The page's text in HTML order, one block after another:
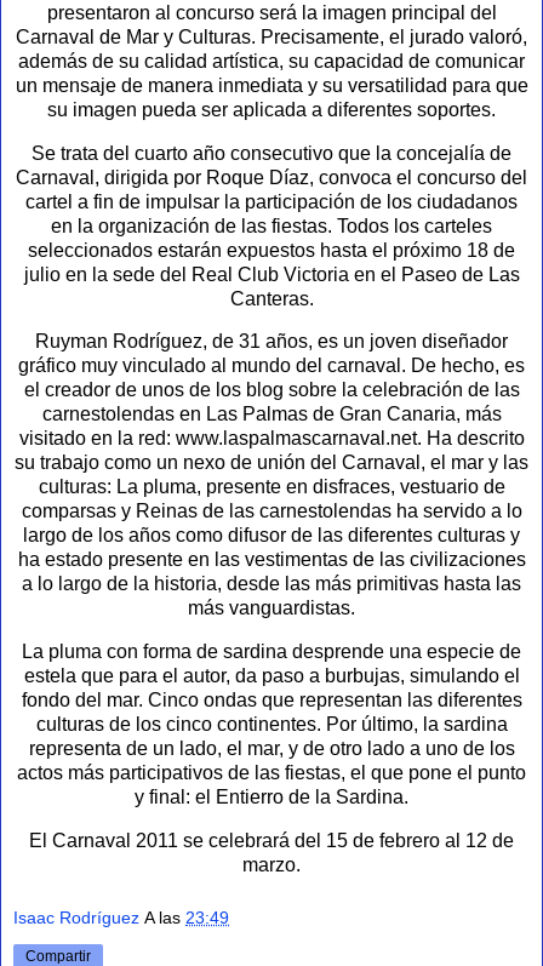
presentaron al concurso será la imagen principal del
Carnaval de Mar y Culturas. Precisamente, el jurado valoró,
además de su calidad artística, su capacidad de comunicar
un mensaje de manera inmediata y su versatilidad para que
su imagen pueda ser aplicada a diferentes soportes.
Se trata del cuarto año consecutivo que la concejalía de
Carnaval, dirigida por Roque Díaz, convoca el concurso del
cartel a fin de impulsar la participación de los ciudadanos
en la organización de las fiestas. Todos los carteles
seleccionados estarán expuestos hasta el próximo 18 de
julio en la sede del Real Club Victoria en el Paseo de Las
Canteras.
Ruyman Rodríguez, de 31 años, es un joven diseñador
gráfico muy vinculado al mundo del carnaval. De hecho, es
el creador de unos de los blog sobre la celebración de las
carnestolendas en Las Palmas de Gran Canaria, más
visitado en la red: www.laspalmascarnaval.net. Ha descrito
su trabajo como un nexo de unión del Carnaval, el mar y las
culturas: La pluma, presente en disfraces, vestuario de
comparsas y Reinas de las carnestolendas ha servido a lo
largo de los años como difusor de las diferentes culturas y
ha estado presente en las vestimentas de las civilizaciones
a lo largo de la historia, desde las más primitivas hasta las
más vanguardistas.
La pluma con forma de sardina desprende una especie de
estela que para el autor, da paso a burbujas, simulando el
fondo del mar. Cinco ondas que representan las diferentes
culturas de los cinco continentes. Por último, la sardina
representa de un lado, el mar, y de otro lado a uno de los
actos más participativos de las fiestas, el que pone el punto
y final: el Entierro de la Sardina.
El Carnaval 2011 se celebrará del 15 de febrero al 12 de
marzo.
Isaac Rodríguez A las 23:49
Compartir